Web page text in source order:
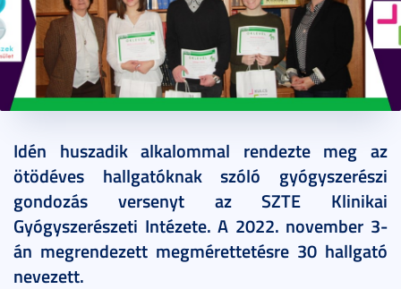
Idén huszadik alkalommal rendezte meg az
ötödéves hallgatóknak szóló gyógyszerészi
gondozás versenyt az SZTE Klinikai
Gyógyszerészeti Intézete. A 2022. november 3-
án megrendezett megmérettetésre 30 hallgató
nevezett.